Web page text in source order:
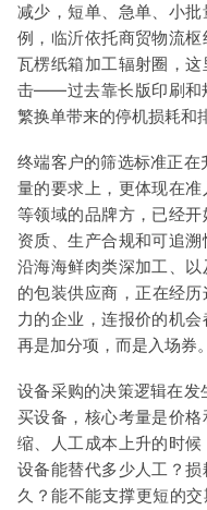
减少，短单、急单、小
例，临沂依托商贸物流
瓦楞纸箱加工辐射圈，
击——过去靠长版印刷和
繁换单带来的停机损耗和
终端客户的筛选标准正
量的要求上，更体现在
等领域的品牌方，已经
资质、生产合规和可追溯
沿海海鲜肉类深加工、
的包装供应商，正在经
力的企业，连报价的机
再是加分项，而是入场券。
设备采购的决策逻辑在
买设备，核心考量是价
缩、人工成本上升的时
设备能替代多少人工？
久？能不能支撑更短的